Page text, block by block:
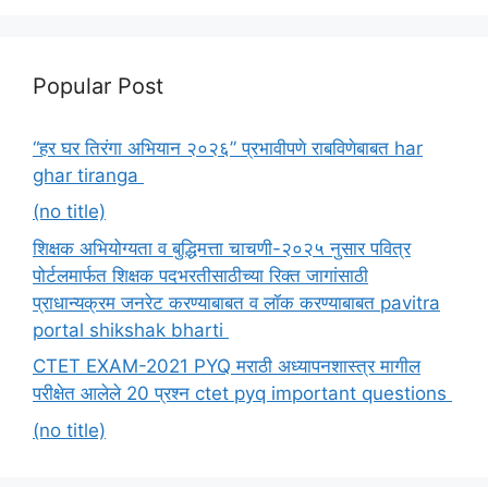
Popular Post
“हर घर तिरंगा अभियान २०२६” प्रभावीपणे राबविणेबाबत har
ghar tiranga
(no title)
शिक्षक अभियोग्यता व बुद्धिमत्ता चाचणी-२०२५ नुसार पवित्र
पोर्टलमार्फत शिक्षक पदभरतीसाठीच्या रिक्त जागांसाठी
प्राधान्यक्रम जनरेट करण्याबाबत व लॉक करण्याबाबत pavitra
portal shikshak bharti
CTET EXAM-2021 PYQ मराठी अध्यापनशास्त्र मागील
परीक्षेत आलेले 20 प्रश्न ctet pyq important questions
(no title)